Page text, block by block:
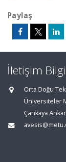
Paylaş
İletişim
Orta Doğu
Üniversiteler
Çankaya